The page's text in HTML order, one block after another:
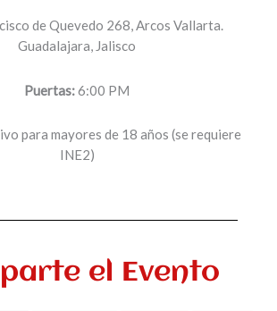
de Quevedo 268, Arcos Vallarta.
Guadalajara, Jalisco
Puertas:6:00 PM
para mayores de 18 años (se requiere
INE2)
el Evento